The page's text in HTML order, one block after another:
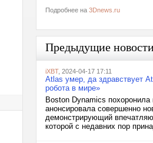
Подробнее на 3Dnews.ru
Предыдущие
iXBT, 2024-04-17 17:11
Atlas умер, да здравствует
робота в мире»
Boston Dynamics
анонсировала совершенно
демонстрирующий
которой с недавних пор